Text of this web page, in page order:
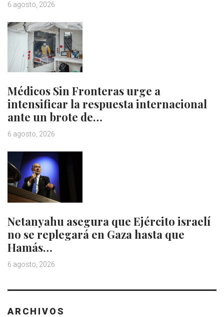
6 agosto, 2026
Médicos Sin Fronteras urge a
intensificar la respuesta internacional
ante un brote de…
6 agosto, 2026
Netanyahu asegura que Ejército israelí
no se replegará en Gaza hasta que
Hamás…
6 agosto, 2026
ARCHIVOS